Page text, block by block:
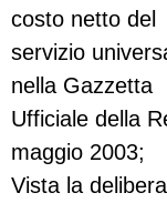
costo netto del
servizio
nella Gazzetta
Ufficiale della
maggio 2003;
Vista la